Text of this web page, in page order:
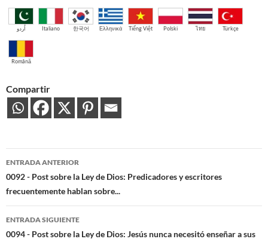
اُردو Italiano 한국어 Ελληνικά Tiếng Việt Polski ไทย Türkçe
Română
Compartir
Navegación
de
entradas
ENTRADA ANTERIOR
0092 - Post sobre la Ley de Dios: Predicadores y escritores
frecuentemente hablan sobre...
ENTRADA SIGUIENTE
0094 - Post sobre la Ley de Dios: Jesús nunca necesitó enseñar a sus